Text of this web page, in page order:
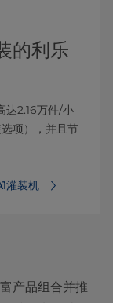
的利乐
达2.16万件/小
项），并且节
灌装机
产品组合并推